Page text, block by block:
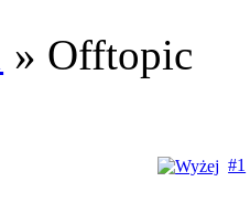
» Offtopic
#1